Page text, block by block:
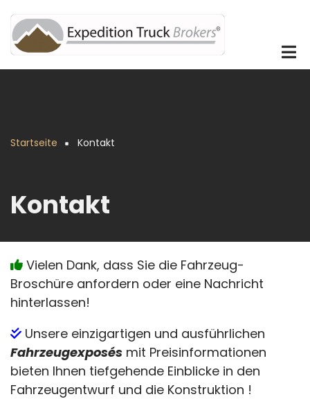
zum
Inhalt
Startseite Kontakt
Kontakt
Vielen Dank, dass Sie die Fahrzeug-
Broschüre anfordern oder eine Nachricht
hinterlassen!
Unsere einzigartigen und ausführlichen
Fahrzeugexposés mit Preisinformationen
bieten Ihnen tiefgehende Einblicke in den
Fahrzeugentwurf und die Konstruktion !